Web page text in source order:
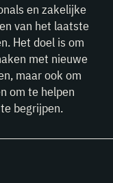
en zakelijke
van het laatste
Het doel is om
met nieuwe
maar ook om
om te helpen
begrijpen.